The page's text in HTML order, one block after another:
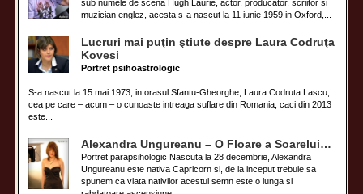
sub numele de scena Hugh Laurie, actor, producator, scriitor si
muzician englez, acesta s-a nascut la 11 iunie 1959 in Oxford,...
Lucruri mai puţin ştiute despre Laura Codruţa
Kovesi
Portret psihoastrologic
S-a nascut la 15 mai 1973, in orasul Sfantu-Gheorghe, Laura Codruta Lascu,
cea pe care – acum – o cunoaste intreaga suflare din Romania, caci din 2013
este...
Alexandra Ungureanu – O Floare a Soarelui…
Portret parapsihologic Nascuta la 28 decembrie, Alexandra
Ungureanu este nativa Capricorn si, de la inceput trebuie sa
spunem ca viata nativilor acestui semn este o lunga si